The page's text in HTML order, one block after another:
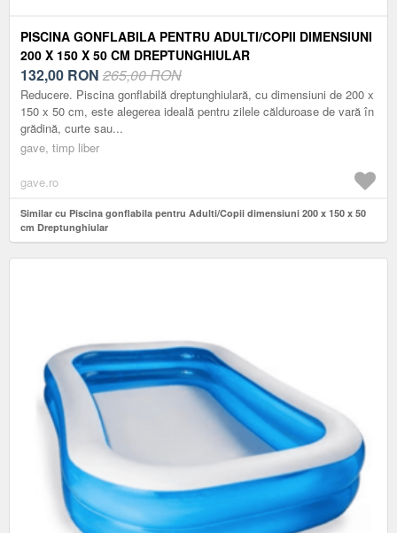
PISCINA GONFLABILA PENTRU ADULTI/COPII DIMENSIUNI
200 X 150 X 50 CM DREPTUNGHIULAR
132,00 RON 265,00 RON
Reducere. Piscina gonflabilă dreptunghiulară, cu dimensiuni de 200 x
150 x 50 cm, este alegerea ideală pentru zilele călduroase de vară în
grădină, curte sau...
gave, timp liber
gave.ro
Similar cu Piscina gonflabila pentru Adulti/Copii dimensiuni 200 x 150 x 50
cm Dreptunghiular